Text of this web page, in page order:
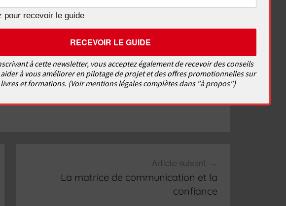
projetest, lui, autre chose.
,Les outils et méthodes,Reprendre un projet,
Article suivant
La matrice de communication et la
confiance
pour recevoir le guide
à cette newsletter, vous acceptez également de recevoir des conseils
à vous améliorer en pilotage de projet et des offres promotionnelles sur
et formations. (Voir mentions légales complètes dans "à propos")